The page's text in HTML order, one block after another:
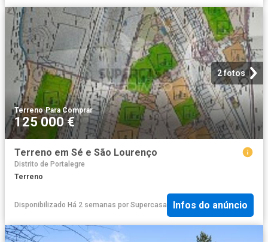
2 fotos
Terreno·Para Comprar
125 000 €
Terreno em Sé e São Lourenço
Distrito de Portalegre
Terreno
Disponibilizado Há 2 semanas por Supercasa Infos do anúncio